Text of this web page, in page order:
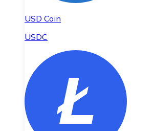
USD Coin
USDC